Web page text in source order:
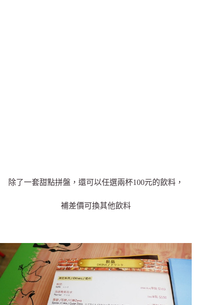
除了一套甜點拼盤，還可以任選兩杯100元的飲料，
補差價可換其他飲料